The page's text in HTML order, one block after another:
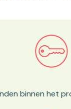
Bekijk in onze
binnen het